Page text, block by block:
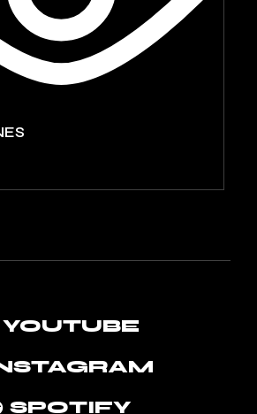
YOUTUBE
SPOTIFY